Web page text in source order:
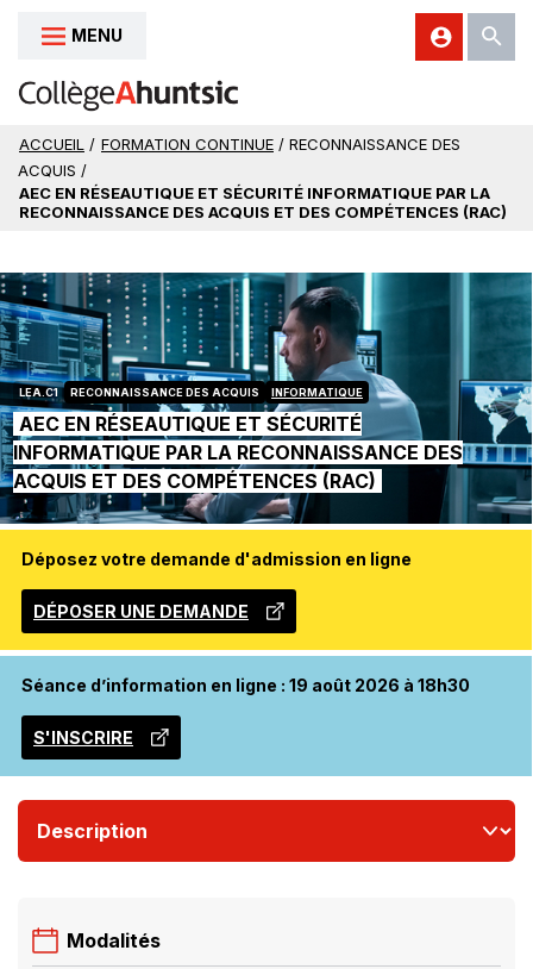
Aller au contenu
MENU
ACCUEIL / FORMATION CONTINUE / RECONNAISSANCE DES
ACQUIS /
AEC EN RÉSEAUTIQUE ET SÉCURITÉ INFORMATIQUE PAR LA
RECONNAISSANCE DES ACQUIS ET DES COMPÉTENCES (RAC)
LEA.C1 RECONNAISSANCE DES ACQUIS INFORMATIQUE
AEC EN RÉSEAUTIQUE ET SÉCURITÉ
INFORMATIQUE PAR LA RECONNAISSANCE DES
ACQUIS ET DES COMPÉTENCES (RAC)
Déposez votre demande d'admission en ligne
DÉPOSER UNE DEMANDE
CE
LIEN
DANS
UNE
NOUVELLE
FENÊTRE
Séance d’information en ligne : 19 août 2026 à 18h30
S'INSCRIRE
CE
LIEN
S'OUVRIRA
DANS
Modalités